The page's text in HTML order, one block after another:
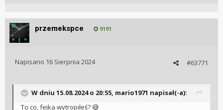
przemekspce 9191
#63771
Napisano 16 Sierpnia 2024
W dniu 15.08.2024 o 20:55, mario1971 napisał(-a):
To co, fejka wytropiłeś? 😅